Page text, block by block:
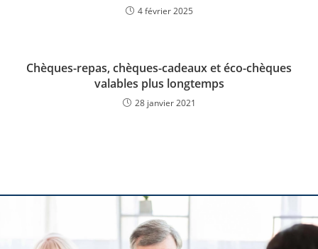
4 février 2025
Chèques-repas, chèques-cadeaux et éco-chèques
valables plus longtemps
28 janvier 2021